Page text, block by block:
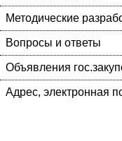
Методические
Вопросы и ответы
Объявления
Адрес, электронная